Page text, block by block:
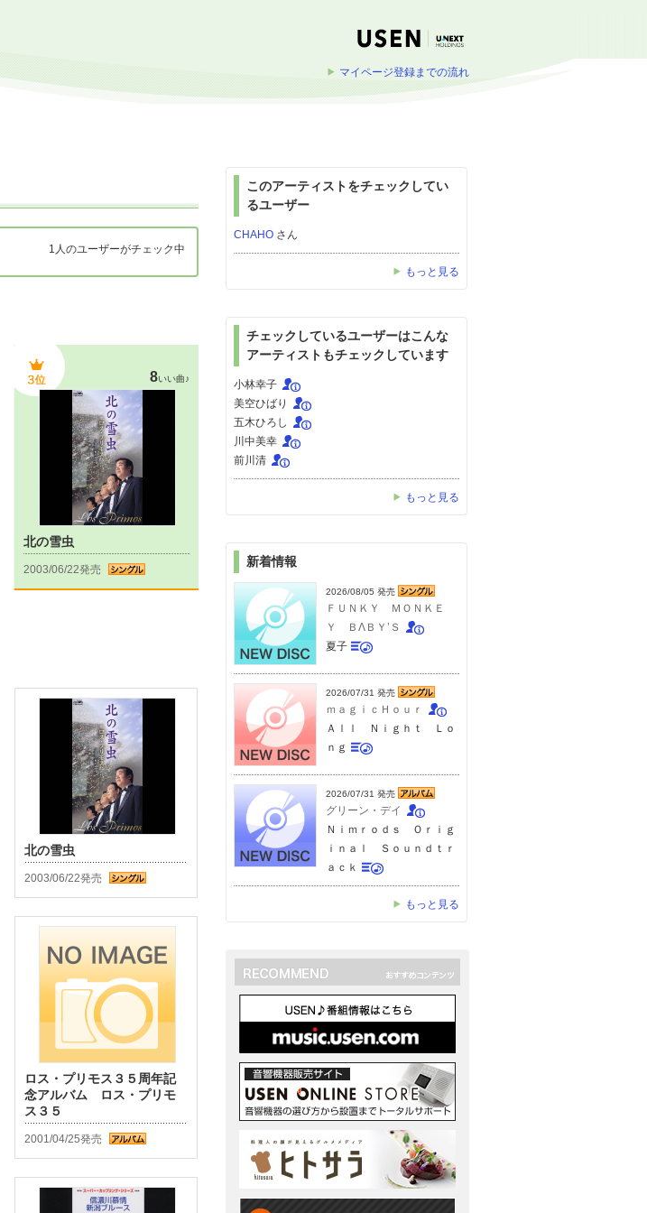
マイページ登録までの流れ
1人のユーザーがチェック中
8いい曲♪
北の雪虫
2003/06/22発売
北の雪虫
2003/06/22発売
ロス・プリモス３５周年記
念アルバム ロス・プリモ
ス３５
2001/04/25発売
このアーティストをチェックしてい
るユーザー
CHAHO さん
もっと見る
チェックしているユーザーはこんな
アーティストもチェックしています
小林幸子
美空ひばり
五木ひろし
川中美幸
前川清
もっと見る
新着情報
2026/08/05 発売
ＦＵＮＫＹ ＭＯＮＫＥ
Ｙ ＢΛＢＹ’Ｓ
夏子
2026/07/31 発売
ｍａｇｉｃＨｏｕｒ
Ａｌｌ Ｎｉｇｈｔ Ｌｏ
ｎｇ
2026/07/31 発売
グリーン・デイ
Ｎｉｍｒｏｄｓ Ｏｒｉｇ
ｉｎａｌ Ｓｏｕｎｄｔｒ
ａｃｋ
もっと見る